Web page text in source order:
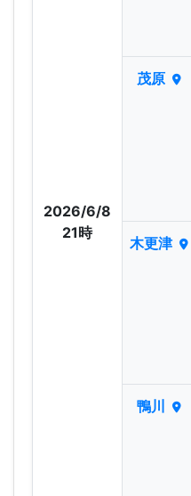
2026/6/8
21時
茂原
木更津
鴨川